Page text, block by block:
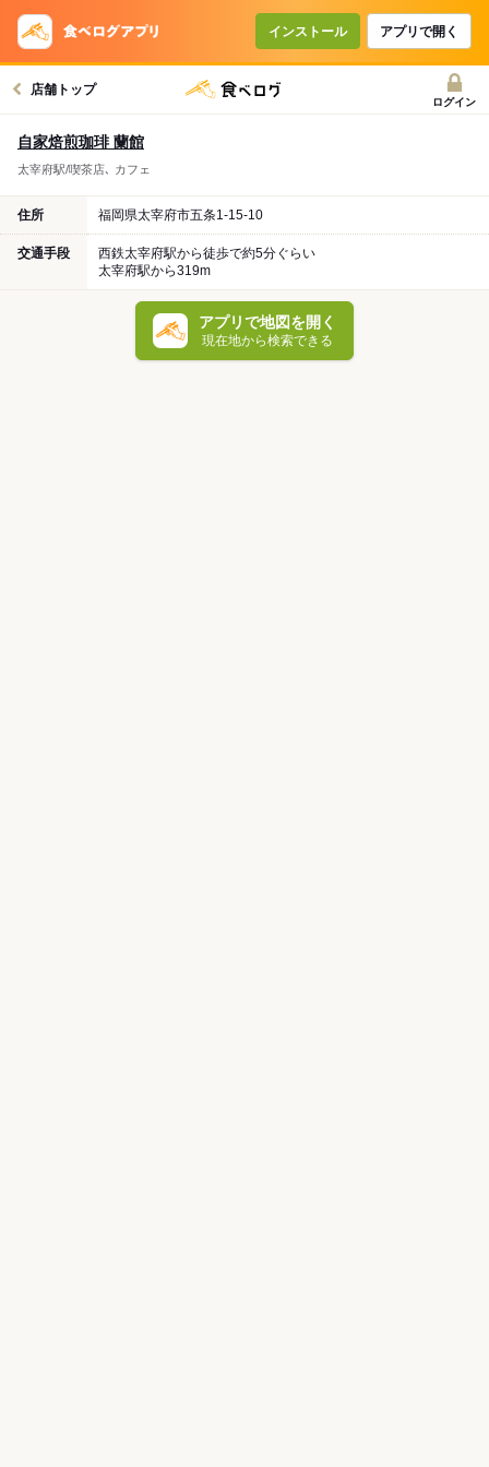
インストール アプリで開く
店舗トップ
ログイン
自家焙煎珈琲 蘭館
太宰府駅/喫茶店､ カフェ
住所 福岡県太宰府市五条1-15-10
交通手段
西鉄太宰府駅から徒歩で約5分ぐらい
太宰府駅から319m
アプリで地図を開く
現在地から検索できる